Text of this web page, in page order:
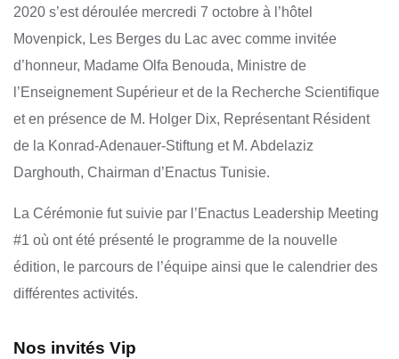
2020 s’est déroulée mercredi 7 octobre à l’hôtel
Movenpick, Les Berges du Lac avec comme invitée
d’honneur, Madame Olfa Benouda, Ministre de
l’Enseignement Supérieur et de la Recherche Scientifique
et en présence de M. Holger Dix, Représentant Résident
de la Konrad-Adenauer-Stiftung et M. Abdelaziz
Darghouth, Chairman d’Enactus Tunisie.
La Cérémonie fut suivie par l’Enactus Leadership Meeting
#1 où ont été présenté le programme de la nouvelle
édition, le parcours de l’équipe ainsi que le calendrier des
différentes activités.
Nos invités Vip